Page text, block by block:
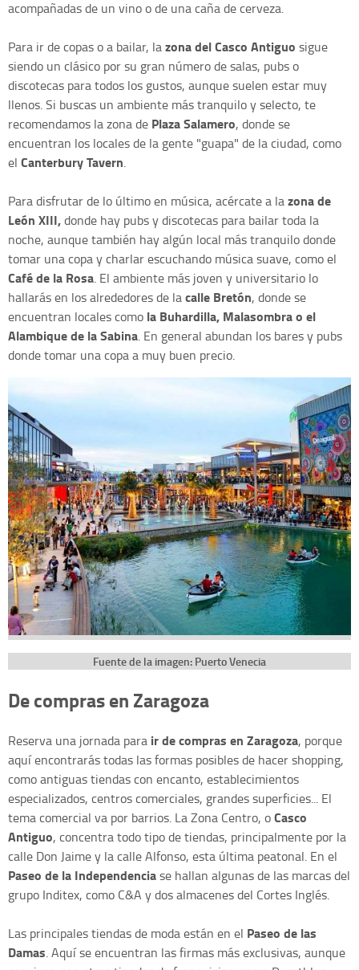
acompañadas de un vino o de una caña de cerveza.
Para ir de copas o a bailar, lazona del Casco Antiguo sigue
siendo un clásico por su gran número de salas, pubs o
discotecas para todos los gustos, aunque suelen estar muy
llenos. Si buscas un ambiente más tranquilo y selecto, te
recomendamos la zona de Plaza Salamero, donde se
encuentran los locales de la gente "guapa" de la ciudad, como
el Canterbury Tavern.
Para disfrutar de lo último en música, acércate a lazona de
León XIII,donde hay pubs y discotecas para bailar toda la
noche, aunque también hay algún local más tranquilo donde
tomar una copa y charlar escuchando música suave, como el
Café de la Rosa. El ambiente más joven y universitario lo
hallarás en los alrededores de lacalle Bretón, donde se
encuentran locales como la Buhardilla, Malasombra o el
Alambique de la Sabina. En general abundan los bares y pubs
donde tomar una copa a muy buen precio.
Fuente de la imagen: Puerto Venecia
De compras en Zaragoza
Reserva una jornada para ir de compras en Zaragoza, porque
aquí encontrarás todas las formas posibles de hacer shopping,
como antiguas tiendas con encanto, establecimientos
especializados, centros comerciales, grandes superficies... El
tema comercial va por barrios. La Zona Centro, oCasco
Antiguo, concentra todo tipo de tiendas, principalmente por la
calle Don Jaime y la calle Alfonso, esta última peatonal. En el
Paseo de la Independenciase hallan algunas de las marcas del
grupo Inditex, como C&A y dos almacenes del Cortes Inglés.
Las principales tiendas de moda están en el Paseo de las
Damas. Aquí se encuentran las firmas más exclusivas, aunque